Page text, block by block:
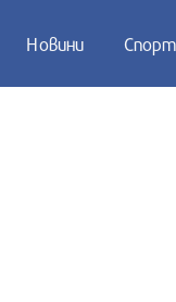
Новини Спорт